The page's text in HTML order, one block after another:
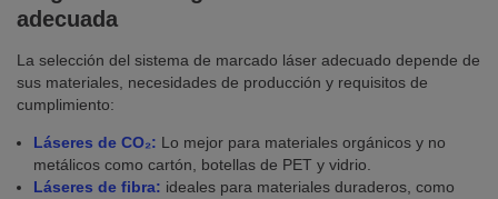
adecuada
La selección del sistema de marcado láser adecuado depende de
sus materiales, necesidades de producción y requisitos de
cumplimiento:
Láseres de CO₂: Lo mejor para materiales orgánicos y no
metálicos como cartón, botellas de PET y vidrio.
Láseres de fibra: ideales para materiales duraderos, como